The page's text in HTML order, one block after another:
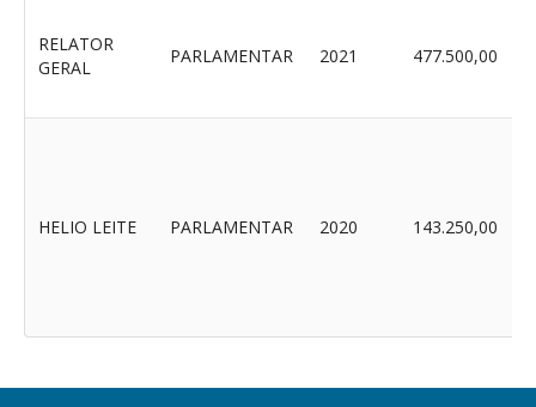
RELATOR
GERAL
PARLAMENTAR 2021 477.500,00
HELIO LEITE PARLAMENTAR 2020 143.250,00